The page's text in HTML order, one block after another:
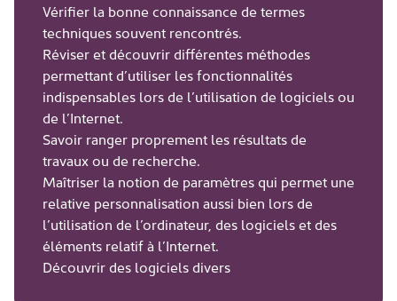
Vérifier la bonne connaissance de termes
techniques souvent rencontrés.
Réviser et découvrir différentes méthodes
permettant d’utiliser les fonctionnalités
indispensables lors de l’utilisation de logiciels ou
de l’Internet.
Savoir ranger proprement les résultats de
travaux ou de recherche.
Maîtriser la notion de paramètres qui permet une
relative personnalisation aussi bien lors de
l’utilisation de l’ordinateur, des logiciels et des
éléments relatif à l’Internet.
Découvrir des logiciels divers